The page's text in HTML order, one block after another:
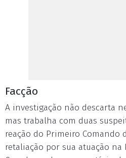
Facção
A investigação não descarta
mas trabalha com duas
reação do Primeiro Comando
retaliação por sua atuação na